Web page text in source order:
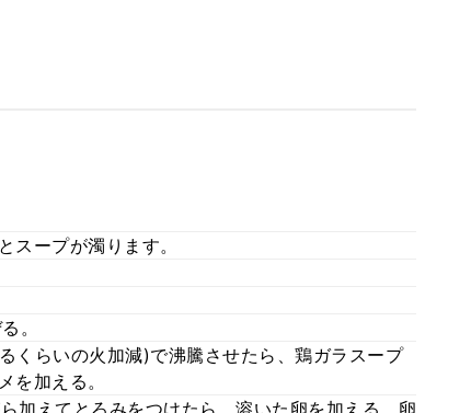
ープが濁ります。
。
くらいの火加減)で沸騰させたら、鶏ガラスープ
を加える。
加えてとろみをつけたら、溶いた卵を加える。卵